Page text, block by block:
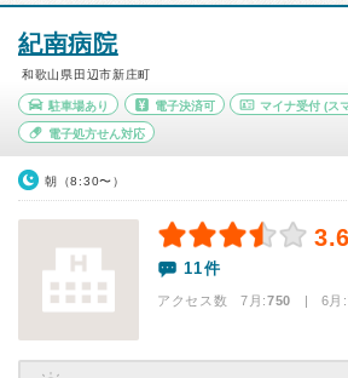
紀南病院
和歌山県田辺市新庄町
駐車場あり 電子決済可 マイナ受付 (ス
電子処方せん対応
朝（8:30〜）
11件
アクセス数 7月:750 | 6月: